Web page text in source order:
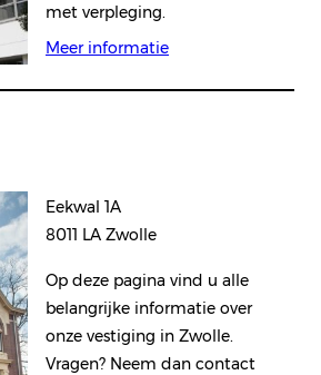
met verpleging.
Meer informatie
Eekwal 1A
8011 LA Zwolle
Op deze pagina vind u alle
belangrijke informatie over
onze vestiging in Zwolle.
Vragen? Neem dan contact